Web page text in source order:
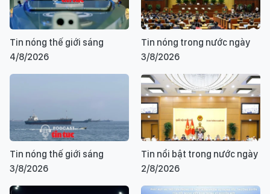
Tin nóng thế giới sáng
4/8/2026
Tin nóng trong nước ngày
3/8/2026
Tin nóng thế giới sáng
3/8/2026
Tin nổi bật trong nước ngày
2/8/2026